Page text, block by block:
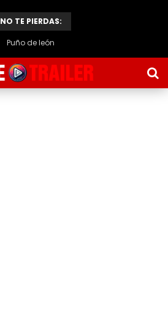
NO TE PIERDAS:
Puño de león